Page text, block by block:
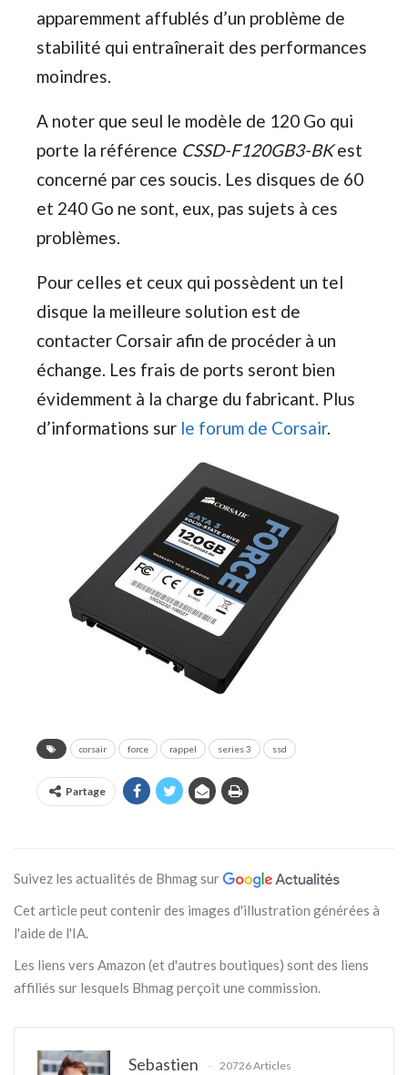
apparemment affublés d’un problème de
stabilité qui entraînerait des performances
moindres.
A noter que seul le modèle de 120 Go qui
porte la référence CSSD-F120GB3-BKest
concerné par ces soucis. Les disques de 60
et 240 Go ne sont, eux, pas sujets à ces
problèmes.
Pour celles et ceux qui possèdent un tel
disque la meilleure solution est de
contacter Corsair afin de procéder à un
échange. Les frais de ports seront bien
évidemment à la charge du fabricant. Plus
d’informations sur le forum de Corsair.
corsair force rappel series 3 ssd
Partage
Suivez les actualités de Bhmag sur
Cet article peut contenir des images d'illustration générées à
l'aide de l'IA.
Les liens vers Amazon (et d'autres boutiques) sont des liens
affiliés sur lesquels Bhmag perçoit une commission.
Sebastien 20726 Articles